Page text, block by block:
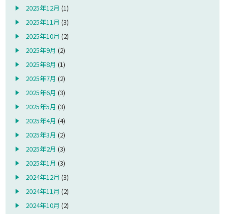
2025年12月 (1)
2025年11月 (3)
2025年10月 (2)
2025年9月 (2)
2025年8月 (1)
2025年7月 (2)
2025年6月 (3)
2025年5月 (3)
2025年4月 (4)
2025年3月 (2)
2025年2月 (3)
2025年1月 (3)
2024年12月 (3)
2024年11月 (2)
2024年10月 (2)